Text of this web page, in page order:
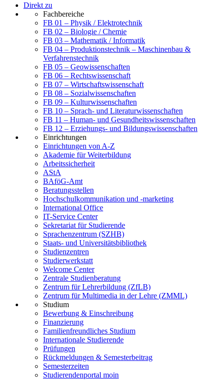
Direkt zu
Fachbereiche
FB 01 – Physik / Elektrotechnik
FB 02 – Biologie / Chemie
FB 03 – Mathematik / Informatik
FB 04 – Produktionstechnik – Maschinenbau &
Verfahrenstechnik
FB 05 – Geowissenschaften
FB 06 – Rechtswissenschaft
FB 07 – Wirtschaftswissenschaft
FB 08 – Sozialwissenschaften
FB 09 – Kulturwissenschaften
FB 10 – Sprach- und Literaturwissenschaften
FB 11 – Human- und Gesundheitswissenschaften
FB 12 – Erziehungs- und Bildungswissenschaften
Einrichtungen
Einrichtungen von A-Z
Akademie für Weiterbildung
Arbeitssicherheit
AStA
BAföG-Amt
Beratungsstellen
Hochschulkommunikation und -marketing
International Office
IT-Service Center
Sekretariat für Studierende
Sprachenzentrum (SZHB)
Staats- und Universitätsbibliothek
Studienzentren
Studierwerkstatt
Welcome Center
Zentrale Studienberatung
Zentrum für Lehrerbildung (ZfLB)
Zentrum für Multimedia in der Lehre (ZMML)
Studium
Bewerbung & Einschreibung
Finanzierung
Familienfreundliches Studium
Internationale Studierende
Prüfungen
Rückmeldungen & Semesterbeitrag
Semesterzeiten
Studierendenportal moin